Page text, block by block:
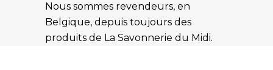
Nous sommes revendeurs, en
Belgique, depuis toujours des
produits de La Savonnerie du Midi.